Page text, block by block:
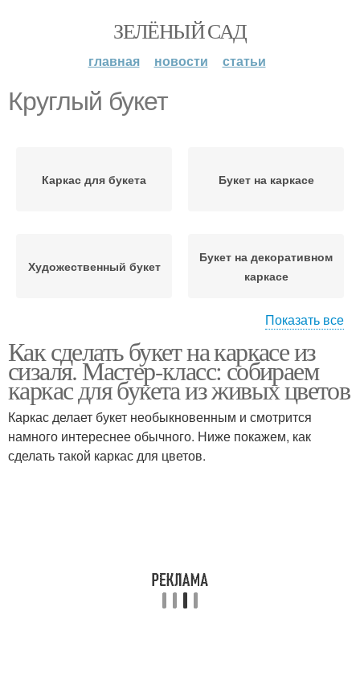
ЗЕЛЁНЫЙ САД
главная новости статьи
Круглый букет
Каркас для букета Букет на каркасе
Художественный букет
Букет на декоративном
каркасе
Круглые букеты Букеты на каркасе
Съедобный букет Оригинальные букеты
Показать все
Как сделать букет на каркасе из
сизаля. Мастер-класс: собираем
каркас для букета из живых цветов
Каркас делает букет необыкновенным и смотрится
намного интереснее обычного. Ниже покажем, как
сделать такой каркас для цветов.